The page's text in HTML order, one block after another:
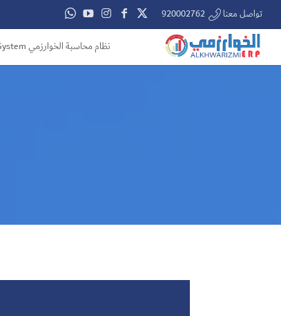
تواصل معنا 920002762
نظام محاسبة الخوارزمي ERP System